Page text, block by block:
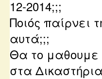
12-2014;;;
Ποιός παίρνει
αυτά;;;
Θα το μαθουμε
στα